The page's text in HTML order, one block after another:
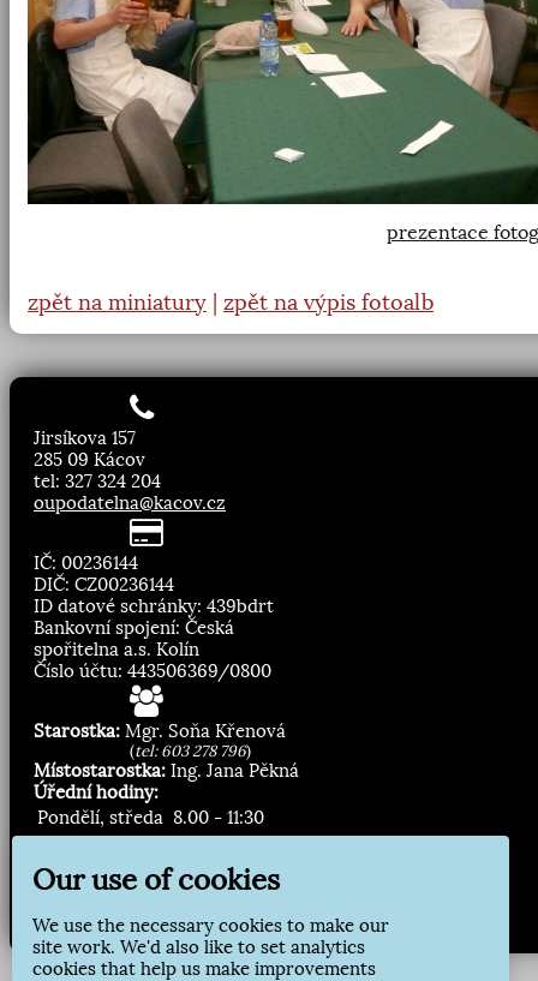
prezentace
zpět na miniatury | zpět na výpis fotoalb
Jirsíkova 157
285 09 Kácov
tel: 327 324 204
oupodatelna@kacov.cz
IČ: 00236144
DIČ: CZ00236144
ID datové schránky: 439bdrt
Bankovní spojení: Česká
spořitelna a.s. Kolín
Číslo účtu: 443506369/0800
Starostka: Mgr. Soňa Křenová
(tel: 603 278 796)
Místostarostka: Ing. Jana Pěkná
Úřední hodiny:
Pondělí, středa 8.00 - 11:30
Přihlásit odběr
Our use of cookies
We use the necessary cookies to make our
site work. We'd also like to set analytics
cookies that help us make improvements